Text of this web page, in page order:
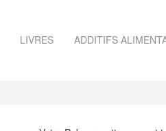
LIVRES ADDITIFS